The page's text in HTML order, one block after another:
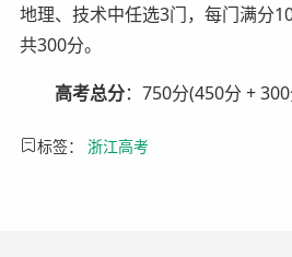
地理、技术中任选3门，每门满分
共300分。
高考总分：750分(450分 + 300
标签： 浙江高考